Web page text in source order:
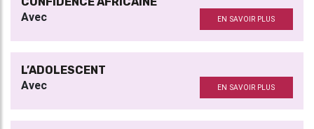
Avec EN SAVOIR PLUS
L’ADOLESCENT
Avec EN SAVOIR PLUS